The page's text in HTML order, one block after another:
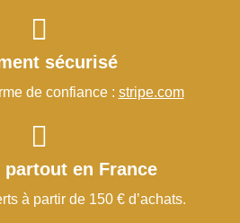
sécurisé
de confiance : stripe.com
en France
à partir de 150 € d’achats.